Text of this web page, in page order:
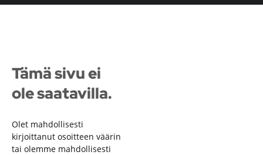
Tämä sivu ei
ole saatavilla.
Olet mahdollisesti
kirjoittanut osoitteen väärin
tai olemme mahdollisesti